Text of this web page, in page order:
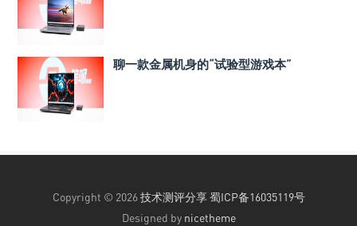
聊一款金属机身的“试验型游戏本”
Copyright © 2026技术测评分享 蜀ICP备16035119号
Designed by nicetheme